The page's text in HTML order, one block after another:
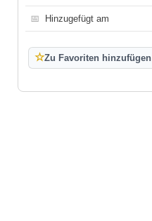
📅 Hinzugefügt am
☆Zu Favoriten hinzufügen